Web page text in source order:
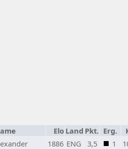
Elo Land Pkt. Erg.
1886 ENG 3,5 1